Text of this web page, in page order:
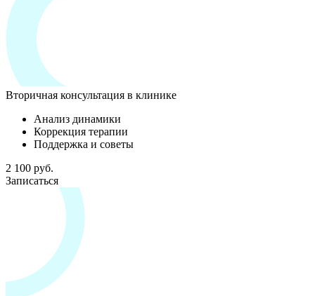
Вторичная консультация в клинике
Анализ динамики
Коррекция терапии
Поддержка и советы
2 100 руб.
Записаться